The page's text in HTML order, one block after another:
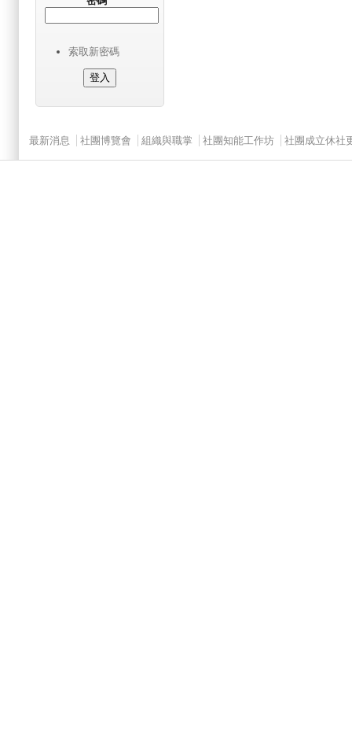
索取新密碼
Main menu 2
最新消息 社團博覽會 組織與職掌 社團知能工作坊 社團成立休社